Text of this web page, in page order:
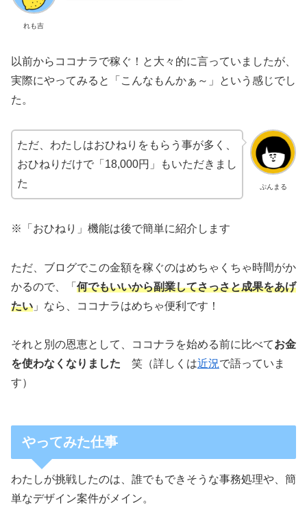
れも吉
以前からココナラで稼ぐ！と大々的に言っていましたが、
実際にやってみると「こんなもんかぁ～」という感じでし
た。
ぷんまる
ただ、わたしはおひねりをもらう事が多く、
おひねりだけで「18,000円」もいただきまし
た
※「おひねり」機能は後で簡単に紹介します
ただ、ブログでこの金額を稼ぐのはめちゃくちゃ時間がか
かるので、「 何でもいいから副業してさっさと成果をあげ
たい 」なら、ココナラはめちゃ便利です！
それと別の恩恵として、ココナラを始める前に比べてお金
を使わなくなりました 笑（詳しくは近況で語っていま
す）
やってみた仕事
わたしが挑戦したのは、誰でもできそうな事務処理や、簡
単なデザイン案件がメイン。